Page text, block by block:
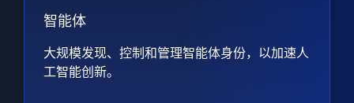
智能体
大规模发现、控制和管理智能体身份，以加速人
工智能创新。